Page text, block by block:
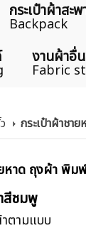
กระเป๋าผ้าสะ
Backpack
งานผ้าอื่
Fabric
กระเป๋าผ้าชาย
หาด ถุงผ้า พิม
สีชมพู
ตามแบบ